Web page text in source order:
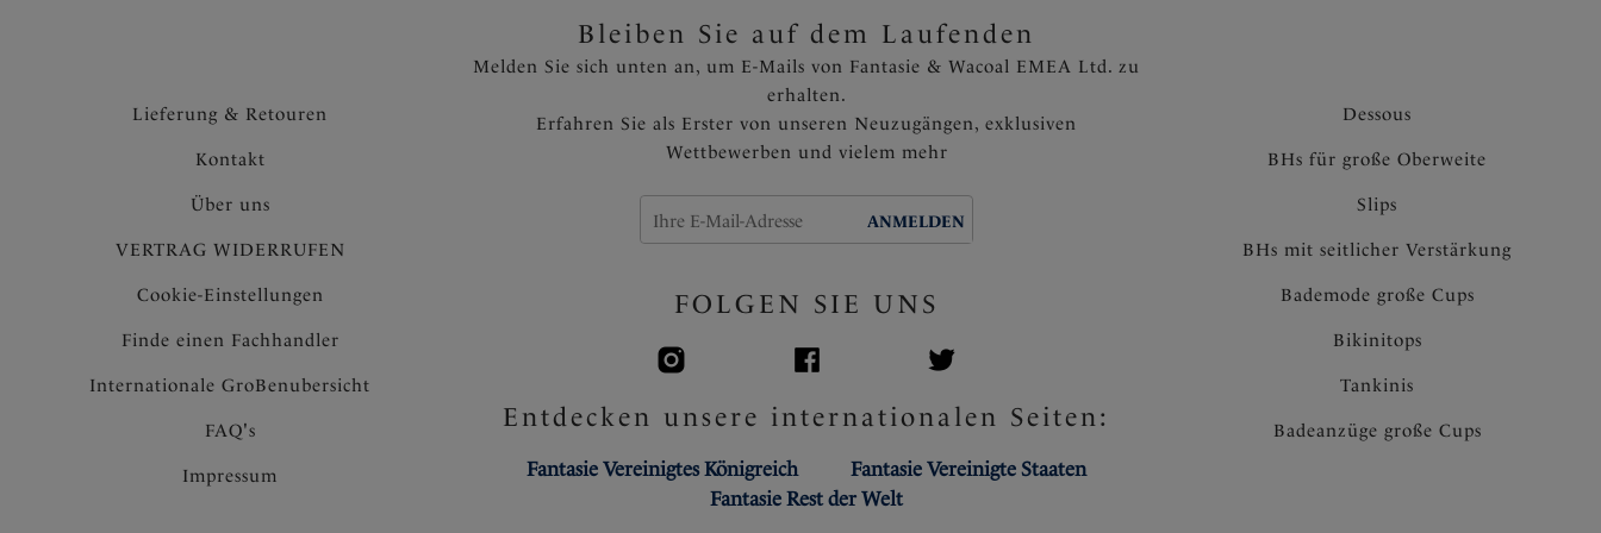
Lieferung & Retouren
Kontakt
Über uns
VERTRAG WIDERRUFEN
Cookie-Einstellungen
Finde einen Fachhandler
Internationale GroBenubersicht
FAQ's
Impressum
Bleiben Sie auf dem Laufenden
Melden Sie sich unten an, um E-Mails von Fantasie & Wacoal EMEA Ltd. zu
erhalten.
Erfahren Sie als Erster von unseren Neuzugängen, exklusiven
Wettbewerben und vielem mehr
ANMELDEN
FOLGEN SIE UNS
Entdecken unsere internationalen Seiten:
Fantasie Vereinigtes Königreich
Fantasie Vereinigte Staaten
Fantasie Rest der Welt
Dessous
BHs für große Oberweite
Slips
BHs mit seitlicher Verstärkung
Bademode große Cups
Bikinitops
Tankinis
Badeanzüge große Cups